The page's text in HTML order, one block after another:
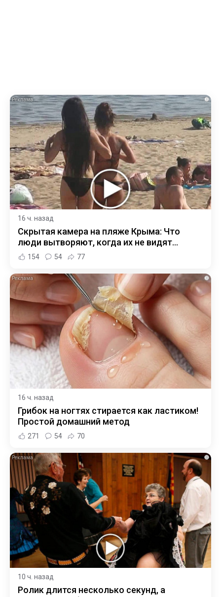
i
16 ч. назад
Скрытая камера на пляже Крыма: Что
люди вытворяют, когда их не видят...
154 54 77
i
16 ч. назад
Грибок на ногтях стирается как ластиком!
Простой домашний метод
271 54 70
i
10 ч. назад
Ролик длится несколько секунд, а